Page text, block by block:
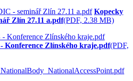
Kopecky
Zlín 27.11 a.pdf(PDF, 2.38 MB)
Konference Zlínského kraje.pdf(PDF,